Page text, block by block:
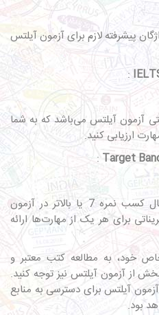
پیشرفته لازم برای آزمون آیلتس
:
آزمون آیلتس می‌باشد که به شما
ارزیابی کنید.
Target
:
این کتاب برای افرادی که به دنبال کسب نمره 7 یا بالاتر در آزمون
برای هر یک از مهارت‌ها ارائه
خود، به مطالعه کتب معتبر و
از آزمون آیلتس نیز توجه کنید.
آیلتس برای دسترسی به منابع
بود.